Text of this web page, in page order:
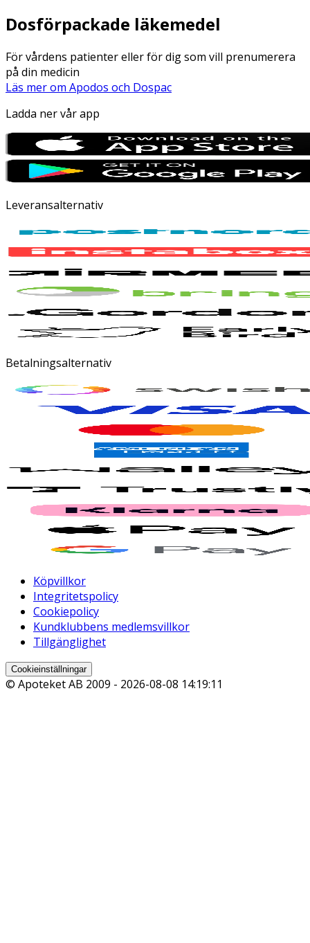
Dosförpackade läkemedel
För vårdens patienter eller för dig som vill prenumerera
på din medicin
Läs mer om Apodos och Dospac
Ladda ner vår app
Leveransalternativ
Betalningsalternativ
Köpvillkor
Integritetspolicy
Cookiepolicy
Kundklubbens medlemsvillkor
Tillgänglighet
Cookieinställningar
© Apoteket AB 2009 - 2026-08-08 14:19:11